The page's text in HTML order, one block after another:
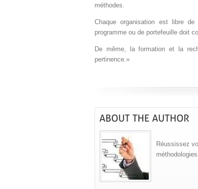
méthodes.
Chaque organisation est libre
programme ou de portefeuille doit
De même, la formation et la
pertinence.»
Réussissez